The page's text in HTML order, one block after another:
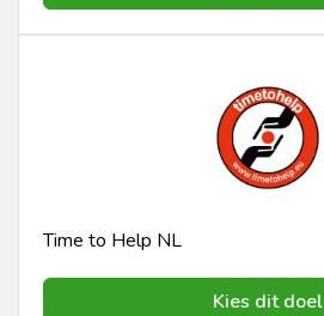
Time to Help NL
Kies dit doel